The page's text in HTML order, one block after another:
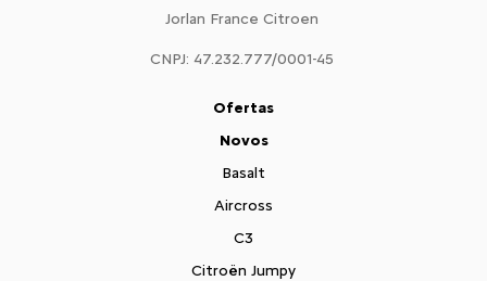
Jorlan France Citroen
CNPJ: 47.232.777/0001-45
Ofertas
Novos
Basalt
Aircross
C3
Citroën Jumpy